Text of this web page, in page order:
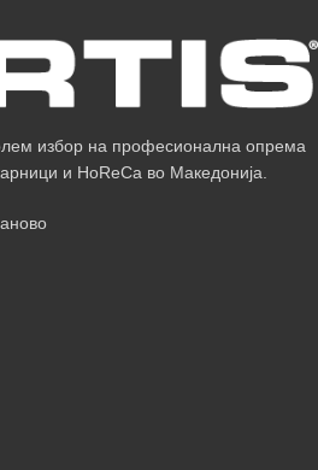
избор на професионална опрема
и HoReCa во Македонија.